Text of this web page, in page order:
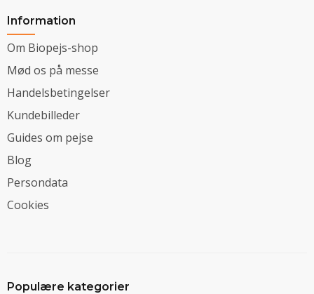
Information
Om Biopejs-shop
Mød os på messe
Handelsbetingelser
Kundebilleder
Guides om pejse
Blog
Persondata
Cookies
Populære kategorier